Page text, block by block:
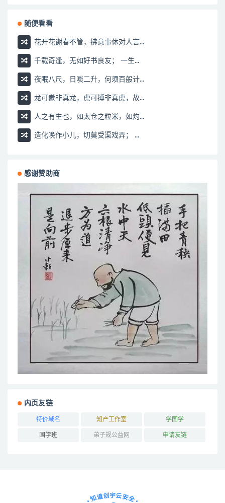
随便看看
花开花谢春不管，拂意事休对人言...
千载奇逢，无如好书良友； 一生...
夜眠八尺，日啖二升，何须百般计...
龙可豢非真龙，虎可搏非真虎，故...
人之有生也，如太仓之粒米，如灼...
造化唤作小儿，切莫受渠戏弄； ...
感谢赞助商
内页友链
特价域名 知产工作室 学国学
国学班 弟子规公益网 申请友链